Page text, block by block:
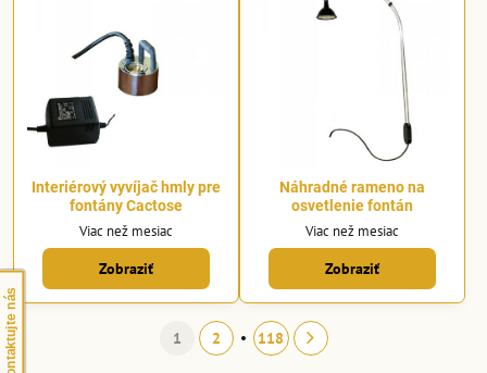
Interiérový vyvíjač hmly pre
fontány Cactose
Viac než mesiac
Zobraziť
Náhradné rameno na
osvetlenie fontán
Viac než mesiac
Zobraziť
1 2 118
Kontaktujte nás